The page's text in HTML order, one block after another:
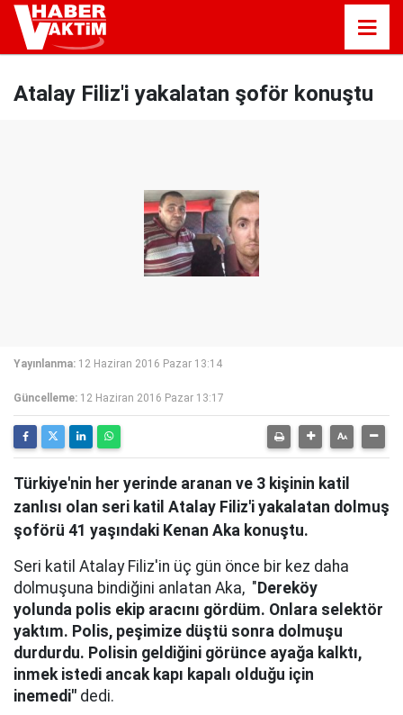
Atalay Filiz'i yakalatan şoför konuştu
Yayınlanma: 12 Haziran 2016 Pazar 13:14
Güncelleme: 12 Haziran 2016 Pazar 13:17
Türkiye'nin her yerinde aranan ve 3 kişinin katil
zanlısı olan seri katil Atalay Filiz'i yakalatan dolmuş
şoförü 41 yaşındaki Kenan Aka konuştu.
Seri katil Atalay Filiz'in üç gün önce bir kez daha
dolmuşuna bindiğini anlatan Aka, " Dereköy
yolunda polis ekip aracını gördüm. Onlara selektör
yaktım. Polis, peşimize düştü sonra dolmuşu
durdurdu. Polisin geldiğini görünce ayağa kalktı,
inmek istedi ancak kapı kapalı olduğu için
inemedi" dedi.